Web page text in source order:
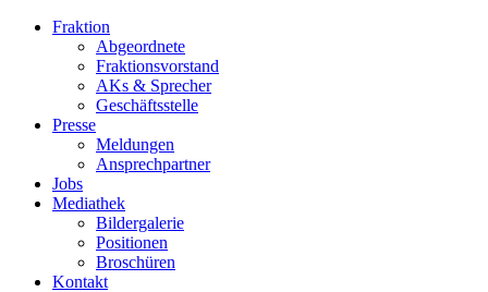
Fraktion
Abgeordnete
Fraktions­vorstand
AKs & Sprecher
Geschäftsstelle
Presse
Meldungen
Ansprechpartner
Jobs
Mediathek
Bildergalerie
Positionen
Broschüren
Kontakt